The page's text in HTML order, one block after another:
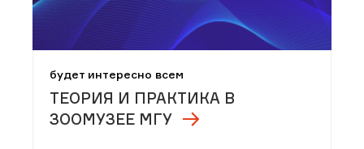
будет интересно всем
ТЕОРИЯ И ПРАКТИКА В
ЗООМУЗЕЕ МГУ